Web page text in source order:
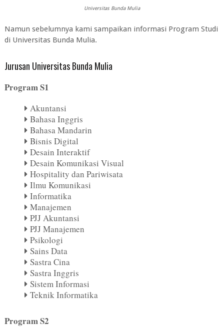
Universitas Bunda Mulia
Namun sebelumnya kami sampaikan informasi Program Studi
di Universitas Bunda Mulia.
Jurusan Universitas Bunda Mulia
Program S1
Akuntansi
Bahasa Inggris
Bahasa Mandarin
Bisnis Digital
Desain Interaktif
Desain Komunikasi Visual
Hospitality dan Pariwisata
Ilmu Komunikasi
Informatika
Manajemen
PJJ Akuntansi
PJJ Manajemen
Psikologi
Sains Data
Sastra Cina
Sastra Inggris
Sistem Informasi
Teknik Informatika
Program S2